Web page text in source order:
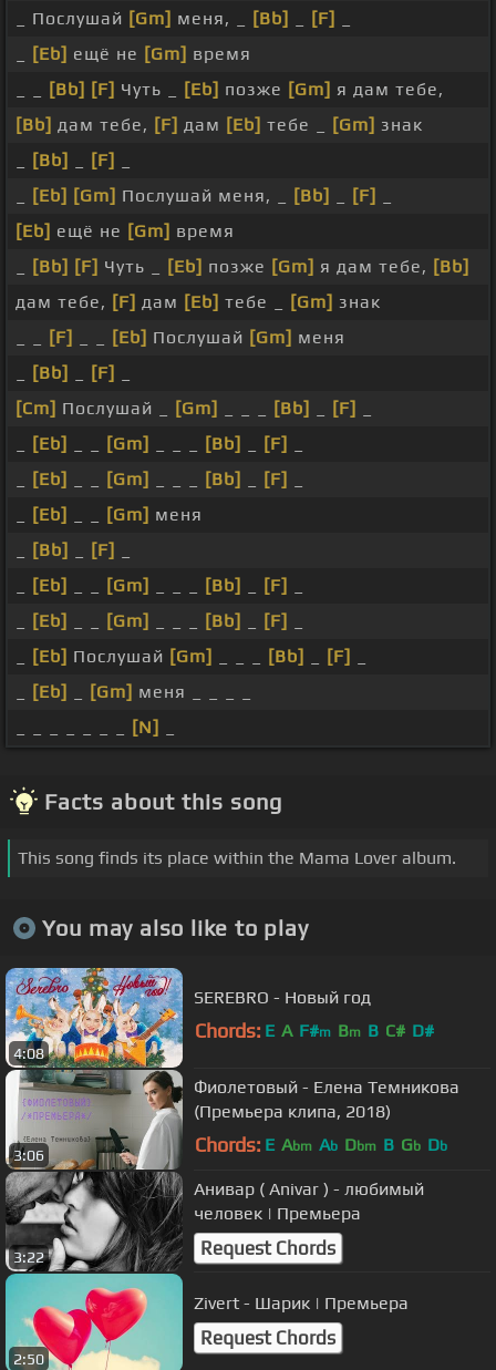
_ Послушай [Gm] меня, _ [Bb] [F]
[Eb] ещё не [Gm] время
[Bb] [F] Чуть _ [Eb] позже [Gm] я дам тебе,
[Bb] дам тебе, [F] дам [Eb] тебе _ [Gm] знак
[Bb] [F]
[Eb] [Gm] Послушай меня, _ [Bb] [F]
[Eb] ещё не [Gm] время
[Bb] [F] Чуть _ [Eb] позже [Gm] я дам тебе, [Bb]
дам тебе, [F] дам [Eb] тебе _ [Gm] знак
[F] [Eb] Послушай [Gm] меня
[Bb] [F]
[Cm] Послушай _ [Gm] [Bb] [F]
[Eb] [Gm] [Bb] [F]
[Eb] [Gm] [Bb] [F]
[Eb] [Gm] меня
[Bb] [F]
[Eb] [Gm] [Bb] [F]
[Eb] [Gm] [Bb] [F]
[Eb] Послушай [Gm] [Bb] [F]
[Eb] [Gm] меня _ _ _ _
[N]
Facts about this song
This song finds its place within the Mama Lover album.
You may also like to play
4:08
SEREBRO - Новый год
Chords: E A F#m Bm B C# D#
3:06
Фиолетовый - Елена Темникова
(Премьера клипа, 2018)
Chords: E Abm Ab Dbm B Gb Db
3:22
Анивар ( Anivar ) - любимый
человек | Премьера
Request Chords
2:50
Zivert - Шарик | Премьера
Request Chords